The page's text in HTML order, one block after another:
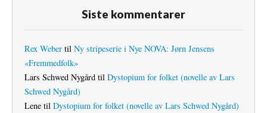
Siste kommentarer
Rex Weber til Ny stripeserie i Nye NOVA: Jørn Jensens
«Fremmedfolk»
Lars Schwed Nygård til Dystopium for folket (novelle av Lars
Schwed Nygård)
Lene til Dystopium for folket (novelle av Lars Schwed Nygård)